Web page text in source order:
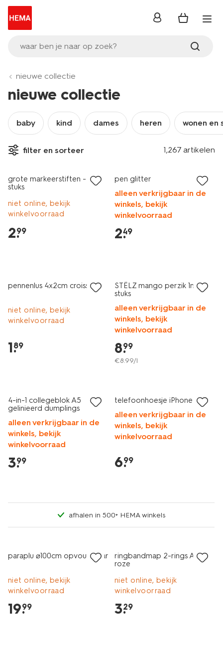
waar ben je naar op zoek?
inloggen
nieuwe collectie
nieuwe collectie
baby kind dames heren wonen en
filter en sorteer 1,267 artikelen
nieuw
grote markeerstiften - 4
stuks
niet online, bekijk
winkelvoorraad
2.
99
pen glitter
alleen verkrijgbaar in de
winkels, bekijk
winkelvoorraad
2.
49
pennenlus 4x2cm croissant
niet online, bekijk
winkelvoorraad
1.
89
STËLZ mango perzik 1ml - 4
stuks
alleen verkrijgbaar in de
winkels, bekijk
winkelvoorraad
8.
99
€8.99/l
4-in-1 collegeblok A5
gelinieerd dumplings
alleen verkrijgbaar in de
winkels, bekijk
winkelvoorraad
3.
99
telefoonhoesje iPhone 16
alleen verkrijgbaar in de
winkels, bekijk
winkelvoorraad
6.
99
afhalen in 500+ HEMA winkels
paraplu ⌀100cm opvouwbaar
niet online, bekijk
winkelvoorraad
19.
99
ringbandmap 2-rings A4
roze
niet online, bekijk
winkelvoorraad
3.
29